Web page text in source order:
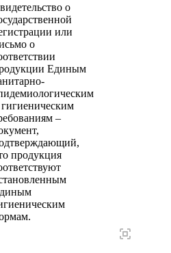
о
или
о
Единым
–
продукция